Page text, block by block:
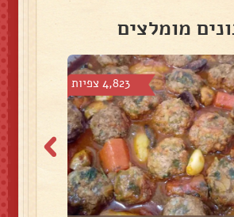
מומלצים
4,823 צפיות